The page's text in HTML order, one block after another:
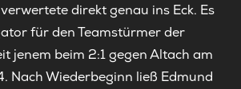
direkt genau ins Eck. Es
für den Teamstürmer der
jenem beim 2:1 gegen Altach am
Nach Wiederbeginn ließ Edmund